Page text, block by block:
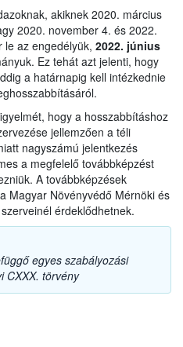
akiknek 2020. március
2020. november 4. és 2022.
le az engedélyük, 2022. június
Ez tehát azt jelenti, hogy
a határnapig kell intézkednie
hogy a hosszabbításhoz
jellemzően a téli
nagyszámú jelentkezés
a megfelelő továbbképzést
A továbbképzések
Magyar Növényvédő Mérnöki és
érdeklődhetnek.
egyes szabályozási
CXXX. törvény